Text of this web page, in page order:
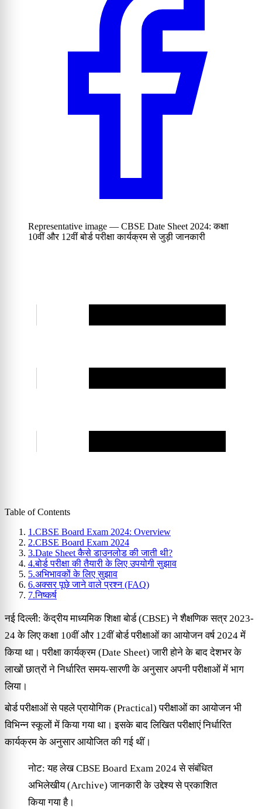
Representative image — CBSE Date Sheet 2024: कक्षा
10वीं और 12वीं बोर्ड परीक्षा कार्यक्रम से जुड़ी जानकारी
Table of Contents
1.CBSE Board Exam 2024: Overview
2.CBSE Board Exam 2024
3.Date Sheet कैसे डाउनलोड की जाती थी?
4.बोर्ड परीक्षा की तैयारी के लिए उपयोगी सुझाव
5.अभिभावकों के लिए सुझाव
6.अक्सर पूछे जाने वाले प्रश्न (FAQ)
7.निष्कर्ष
नई दिल्ली: केंद्रीय माध्यमिक शिक्षा बोर्ड (CBSE) ने शैक्षणिक सत्र 2023-
24 के लिए कक्षा 10वीं और 12वीं बोर्ड परीक्षाओं का आयोजन वर्ष 2024 में
किया था। परीक्षा कार्यक्रम (Date Sheet) जारी होने के बाद देशभर के
लाखों छात्रों ने निर्धारित समय-सारणी के अनुसार अपनी परीक्षाओं में भाग
लिया।
बोर्ड परीक्षाओं से पहले प्रायोगिक (Practical) परीक्षाओं का आयोजन भी
विभिन्न स्कूलों में किया गया था। इसके बाद लिखित परीक्षाएं निर्धारित
कार्यक्रम के अनुसार आयोजित की गई थीं।
नोट: यह लेख CBSE Board Exam 2024 से संबंधित
अभिलेखीय (Archive) जानकारी के उद्देश्य से प्रकाशित
किया गया है।